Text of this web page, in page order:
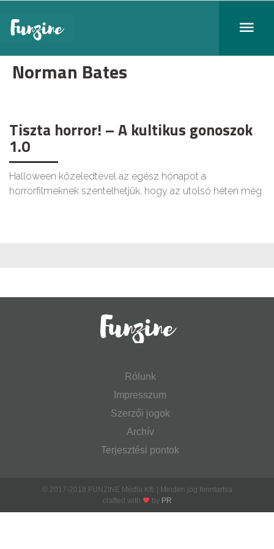
Norman Bates
Tiszta horror! – A kultikus gonoszok
1.0
Halloween közeledtével az egész hónapot a
horrorfilmeknek szentelhetjük, hogy az utolsó héten még
Rólunk
Impresszum
Szerzői jogok
Archív
Terjesztési pontok
© 2017-2018 FUNZINE Média Kft. | Minden jog fenntartva
crafted with
by PR